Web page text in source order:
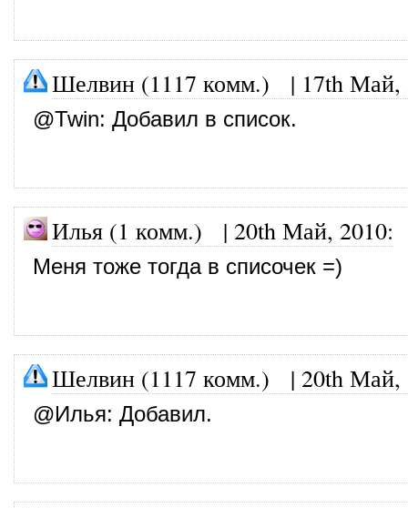
Шелвин (1117 комм.) | 17th Май,
@Twin: Добавил в список.
Илья (1 комм.) | 20th Май, 2010:
Меня тоже тогда в списочек =)
Шелвин (1117 комм.) | 20th Май,
@Илья: Добавил.